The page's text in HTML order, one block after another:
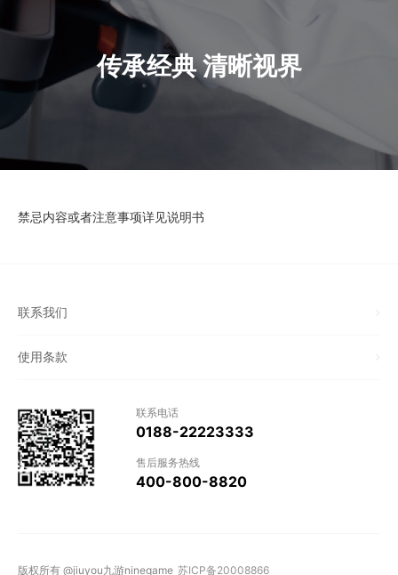
传承经典 清晰视界
禁忌内容或者注意事项详见说明书
联系我们
使用条款
联系电话
0188-22223333
售后服务热线
400-800-8820
版权所有 @jiuyou九游ninegame 苏ICP备20008866